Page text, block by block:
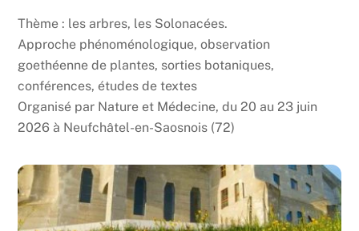
Thème : les arbres, les Solonacées.
Approche phénoménologique, observation
goethéenne de plantes, sorties botaniques,
conférences, études de textes
Organisé par Nature et Médecine, du 20 au 23 juin
2026 à Neufchâtel-en-Saosnois (72)